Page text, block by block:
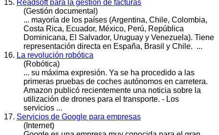
15. Readsoft para la gestión de facturas
(Gestión documental)
... mayoría de los países (Argentina, Chile, Colombia,
Costa Rica, Ecuador, México, Perú, República
Dominicana, El Salvador, Uruguay y Venezuela). Tiene
representación directa en España, Brasil y Chile. ...
16. La revolución robótica
(Robótica)
... su máxima expresión. Ya se ha procedido a las
primeras pruebas de coches autónomos en carretera.
Amazon publicó recientemente una noticia sobre la
utilización de drones para el transporte. - Los
servicios ...
17. Servicios de Google para empresas
(Internet)